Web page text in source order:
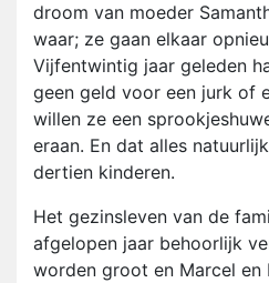
droom van moeder
waar; ze gaan elkaar
Vijfentwintig jaar geleden
geen geld voor een jurk of
willen ze een
eraan. En dat alles
dertien kinderen.
Het gezinsleven van de
afgelopen jaar behoorlijk
worden groot en Marcel